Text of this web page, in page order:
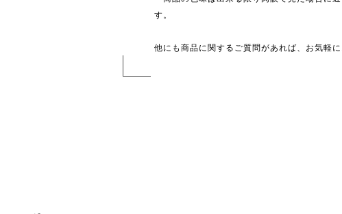
す。
他にも商品に関するご質問があれば、お気軽